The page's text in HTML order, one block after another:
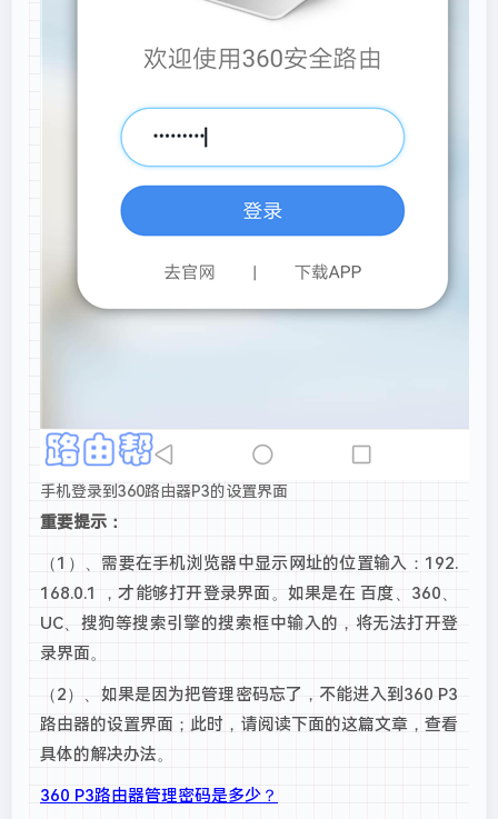
手机登录到360路由器P3的设置界面
重要提示：
（1）、需要在手机浏览器中显示网址的位置输入：192.
168.0.1 ，才能够打开登录界面。如果是在 百度、360、
UC、搜狗等搜索引擎的搜索框中输入的，将无法打开登
录界面。
（2）、如果是因为把管理密码忘了，不能进入到360 P3
路由器的设置界面；此时，请阅读下面的这篇文章，查看
具体的解决办法。
360 P3路由器管理密码是多少？